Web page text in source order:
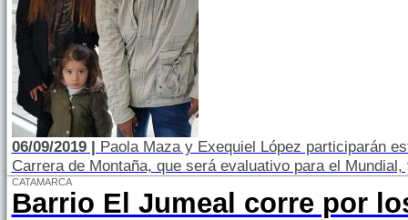
06/09/2019 | Paola Maza y Exequiel López participarán
Carrera de Montaña, que será evaluativo para el
CATAMARCA
Barrio El Jumeal corre por